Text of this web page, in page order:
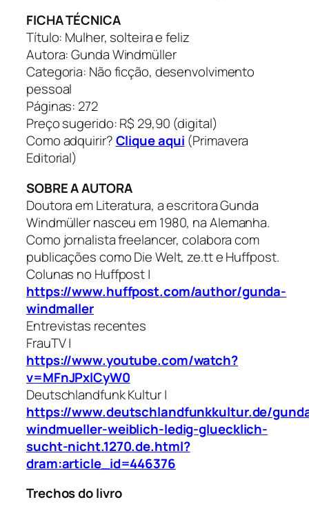
FICHA TÉCNICA
Título: Mulher, solteira e feliz
Autora: Gunda Windmüller
Categoria: Não ficção, desenvolvimento
pessoal
Páginas: 272
Preço sugerido: R$ 29,90 (digital)
Como adquirir?Clique aqui (Primavera
Editorial)
SOBRE A AUTORA
Doutora em Literatura, a escritora Gunda
Windmüller nasceu em 1980, na Alemanha.
Como jornalista freelancer, colabora com
publicações como Die Welt, ze.tt e Huffpost.
Colunas no Huffpost |
https://www.huffpost.com/author/gunda-
windmaller
Entrevistas recentes
FrauTV |
https://www.youtube.com/watch?
v=MFnJPxlCyW0
Deutschlandfunk Kultur |
https://www.deutschlandfunkkultur.de/
windmueller-weiblich-ledig-gluecklich-
sucht-nicht.1270.de.html?
dram:article_id=446376
Trechos do livro